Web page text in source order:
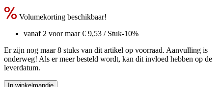
Volumekorting beschikbaar!
vanaf 2 voor maar€ 9,53 / Stuk-10%
Er zijn nog maar 8 stuks van dit artikel op voorraad. Aanvulling is
onderweg! Als er meer besteld wordt, kan dit invloed hebben op de
leverdatum.
In winkelmandje